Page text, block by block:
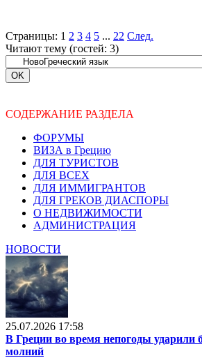
Страницы: 1 2 3 4 5 ... 22 След.
Читают тему (гостей: 3)
СОДЕРЖАНИЕ РАЗДЕЛА
ФОРУМЫ
ВИЗА в Грецию
ДЛЯ ТУРИСТОВ
ДЛЯ ВСЕХ
ДЛЯ ИММИГРАНТОВ
ДЛЯ ГРЕКОВ ДИАСПОРЫ
О НЕДВИЖИМОСТИ
АДМИНИСТРАЦИЯ
НОВОСТИ
25.07.2026 17:58
В Греции во время непогоды ударили
молний